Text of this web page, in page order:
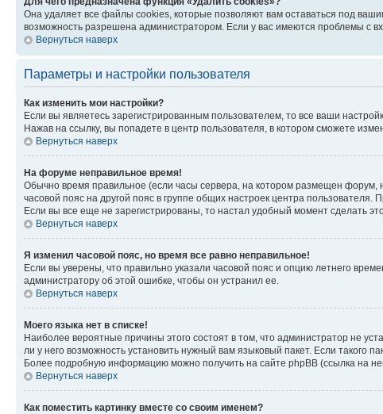
Она удаляет все файлы cookies, которые позволяют вам оставаться под
возможность разрешена администратором. Если у вас имеются проблемы с
Вернуться наверх
Параметры и настройки пользователя
Как изменить мои настройки?
Если вы являетесь зарегистрированным пользователем, то все ваши
Нажав на ссылку, вы попадете в центр пользователя, в котором сможете
Вернуться наверх
На форуме неправильное время!
Обычно время правильное (если часы сервера, на котором размещен
часовой пояс на другой пояс в группе общих настроек центра
Если вы все еще не зарегистрированы, то настал удобный момент сделать
Вернуться наверх
Я изменил часовой пояс, но время все равно неправильное!
Если вы уверены, что правильно указали часовой пояс и опцию летнего
администратору об этой ошибке, чтобы он устранил ее.
Вернуться наверх
Моего языка нет в списке!
Наиболее вероятные причины этого состоят в том, что администратор не
ли у него возможность установить нужный вам языковый пакет. Если такого
Более подробную информацию можно получить на сайте phpBB (ссылка на
Вернуться наверх
Как поместить картинку вместе со своим именем?